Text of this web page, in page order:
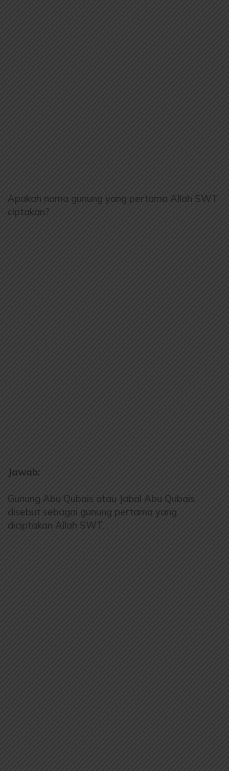
Apakah nama gunung yang pertama Allah SWT
ciptakan?
Jawab:
Gunung Abu Qubais atau Jabal Abu Qubais
disebut sebagai gunung pertama yang
diciptakan Allah SWT.